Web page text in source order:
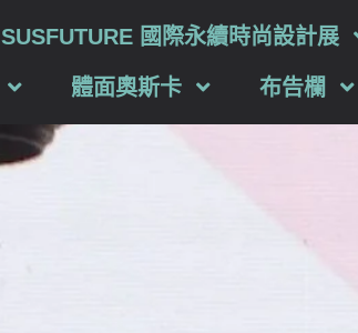
SUSFUTURE 國際永續時尚設計展
體面奧斯卡 布告欄